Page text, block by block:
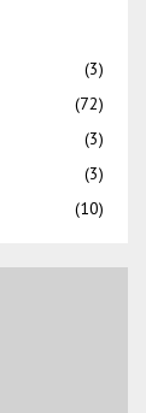
(3)
(72)
(3)
(3)
(10)